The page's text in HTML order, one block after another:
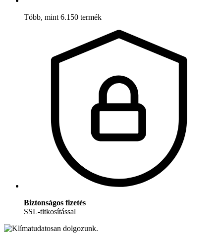
Több, mint 6.150 termék
Biztonságos fizetés
SSL-titkosítással